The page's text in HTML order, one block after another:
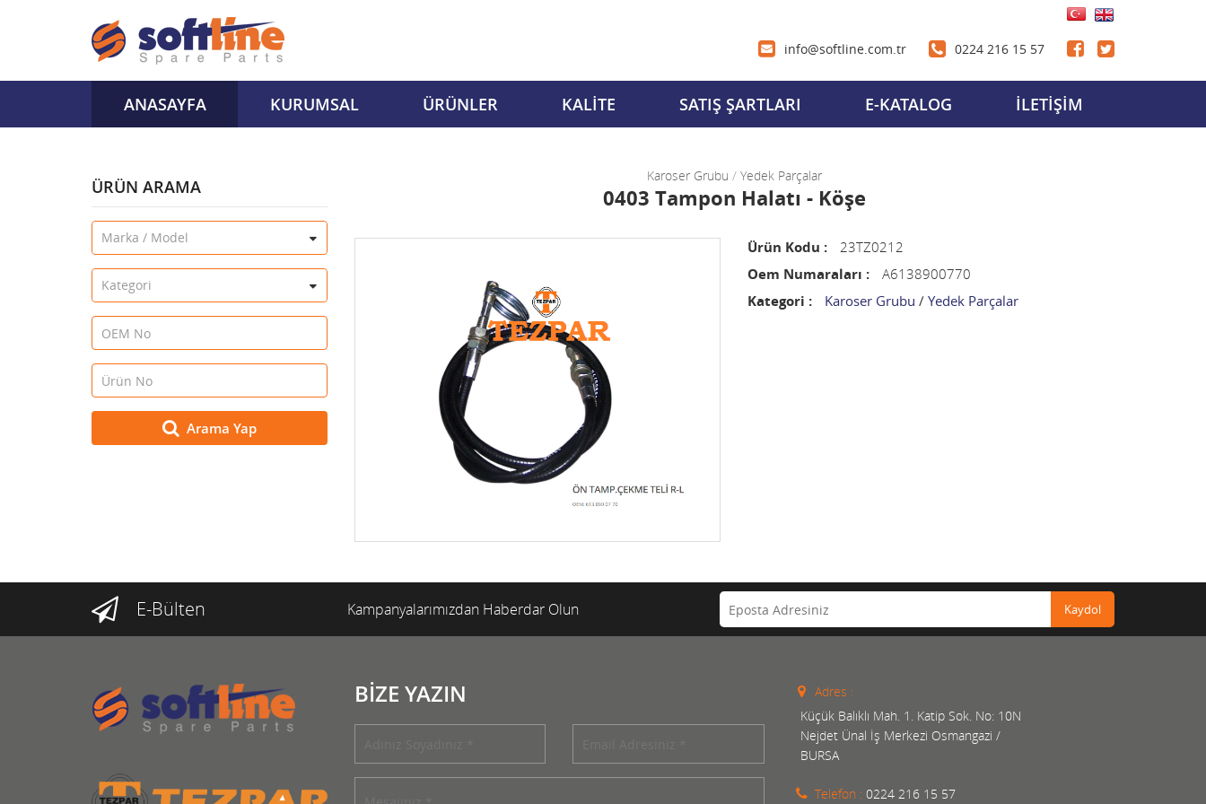
info@softline.com.tr 0224 216 15 57
ANASAYFA KURUMSAL ÜRÜNLER KALİTE SATIŞ ŞARTLARI E-KATALOG İLETİŞİM
ÜRÜN ARAMA
Arama Yap
Karoser Grubu / Yedek Parçalar
0403 Tampon Halatı - Köşe
Ürün Kodu :
23TZ0212
Oem Numaraları :
A6138900770
Kategori :
Karoser Grubu/Yedek Parçalar
E-Bülten Kampanyalarımızdan Haberdar Olun Kaydol
BİZE YAZIN
Adres :
Küçük Balıklı Mah. 1. Katip Sok. No: 10N
Nejdet Ünal İş Merkezi Osmangazi /
BURSA
Telefon : 0224 216 15 57